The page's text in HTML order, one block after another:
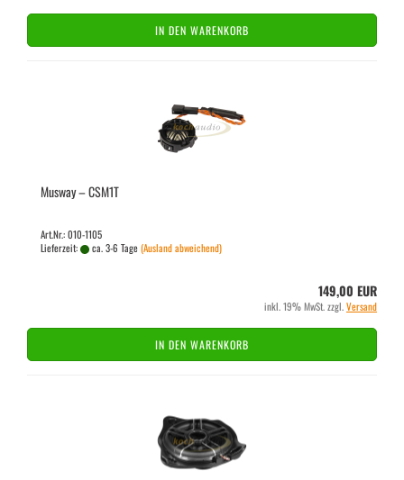
IN DEN WARENKORB
Mus­way – CSM1T
Art.Nr.: 010-1105
Lieferzeit:
ca. 3-6 Tage(Ausland abweichend)
149,00 EUR
inkl. 19% MwSt. zzgl.Versand
IN DEN WARENKORB